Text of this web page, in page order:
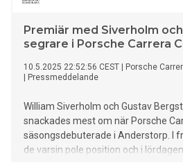
Premiär med Siverholm
segrare i Porsche Carrera
10.5.2025 22:52:56 CEST
Porsche
Pressmeddelande
William Siverholm och Gustav
snackades mest om när Porsche
säsongsdebuterade i Anderstorp. I
de varsin pole position och i